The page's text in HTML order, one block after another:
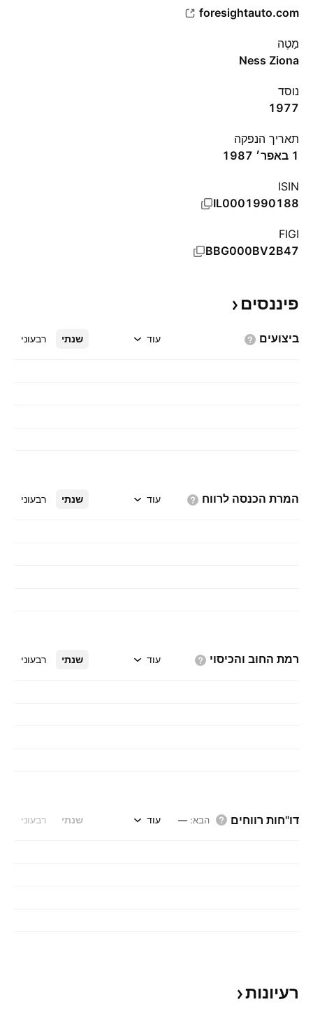
foresightauto.com
מַטֶה
Ness Ziona
נוסד
1977
תאריך הנפקה
1 באפר׳ 1987
ISIN
IL0001990188
FIGI
BBG000BV2B47
פיננסים
ביצועים שנתי רבעוני עוד
המרת הכנסה לרווח שנתי רבעוני עוד
רמת החוב והכיסוי שנתי רבעוני עוד
דו"חות רווחים הבא:
— שנתי רבעוני עוד
רעיונות